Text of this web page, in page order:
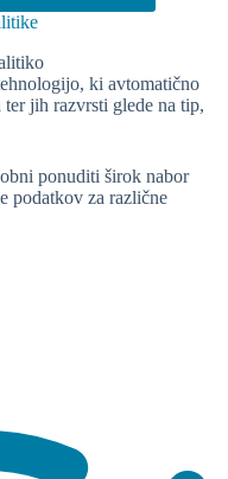
ki avtomatično
jih razvrsti glede na tip,
ponuditi širok nabor
podatkov za različne